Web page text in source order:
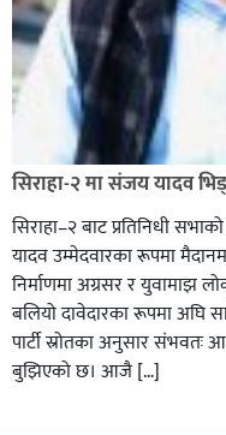
सिराहा-२ मा संजय यादव
सिराहा–२ बाट प्रतिनिधी
यादव उम्मेदवारका रूपमा
निर्माणमा अग्रसर र युवामाझ
बलियो दावेदारका रूपमा अघि
पार्टी स्रोतका अनुसार संभवतः
बुझिएको छ। आजै […]